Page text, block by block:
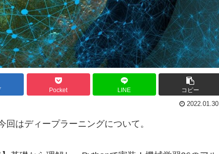
Pocket LINE コピー
2022.01.30
はディープラーニングについて。